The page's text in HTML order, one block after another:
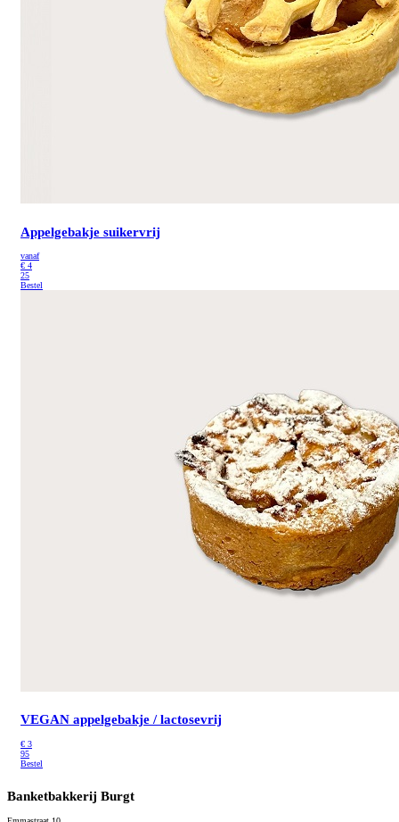
Appelgebakje suikervrij
vanaf
€ 4
25
Bestel
VEGAN appelgebakje / lactosevrij
€ 3
95
Bestel
Banketbakkerij Burgt